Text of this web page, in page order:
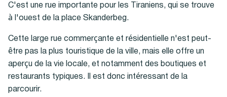
C'est une rue importante pour les Tiraniens, qui se trouve
à l'ouest de la place Skanderbeg.
Cette large rue commerçante et résidentielle n'est peut-
être pas la plus touristique de la ville, mais elle offre un
aperçu de la vie locale, et notamment des boutiques et
restaurants typiques. Il est donc intéressant de la
parcourir.